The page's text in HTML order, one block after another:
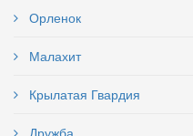
Орленок
Малахит
Крылатая Гвардия
Дружба